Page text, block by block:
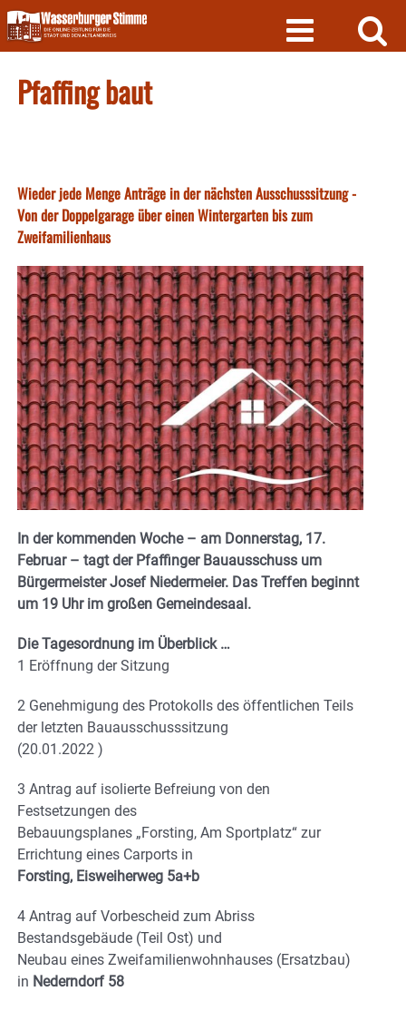
Skip
to
content
Pfaffing baut
Wieder jede Menge Anträge in der nächsten Ausschusssitzung -
Von der Doppelgarage über einen Wintergarten bis zum
Zweifamilienhaus
In der kommenden Woche – am Donnerstag, 17.
Februar – tagt der Pfaffinger Bauausschuss um
Bürgermeister Josef Niedermeier. Das Treffen beginnt
um 19 Uhr im großen Gemeindesaal.
Die Tagesordnung im Überblick …
1 Eröffnung der Sitzung
2 Genehmigung des Protokolls des öffentlichen Teils
der letzten Bauausschusssitzung
(20.01.2022 )
3 Antrag auf isolierte Befreiung von den
Festsetzungen des
Bebauungsplanes „Forsting, Am Sportplatz“ zur
Errichtung eines Carports in
Forsting, Eisweiherweg 5a+b
4 Antrag auf Vorbescheid zum Abriss
Bestandsgebäude (Teil Ost) und
Neubau eines Zweifamilienwohnhauses (Ersatzbau)
in Nederndorf 58